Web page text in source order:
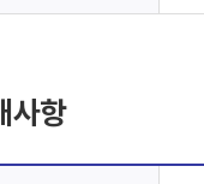
사항